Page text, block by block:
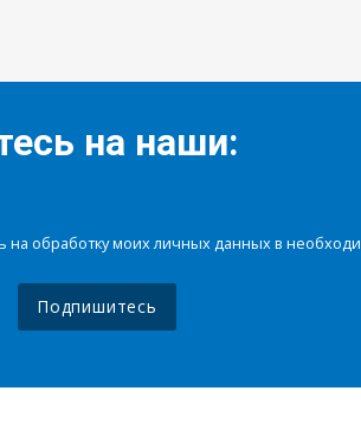
на наши:
на обработку моих личных данных в
Подпишитесь